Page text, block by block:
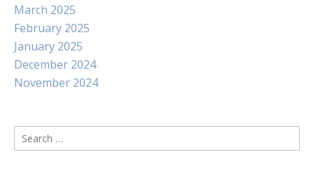
March 2025
February 2025
January 2025
December 2024
November 2024
Search
for: